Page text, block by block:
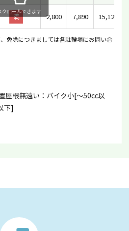
満 2,800 7,890 15,120
クロールできます
免除につきましては各駐輪場にお問い合
屋根無遠い：バイク小[〜50cc以
下]